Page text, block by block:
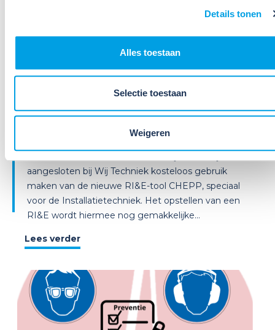
Details tonen
Alles toestaan
Selectie toestaan
Weigeren
2026
Online workshop nieuwe RI&E-
tool: Werken met CHEPP (14
aangesloten bij Wij Techniek kosteloos gebruik
maken van de nieuwe RI&E-tool CHEPP, speciaal
voor de Installatietechniek. Het opstellen van een
RI&E wordt hiermee nog gemakkelijke...
Lees verder